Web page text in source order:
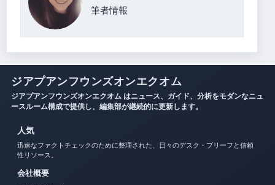
筆者情報
ジアプアンフウンズオンエクオム
ジアプアンフウンズオンエクオム はニュース、ガイド、分析をモダンなニュ
ースルーム構成で提供し、編集部が継続的に更新します。
人気
迅速なファクトチェックのために整理された、日々のデスク・ブリーフと信頼
性リソース。
会社概要